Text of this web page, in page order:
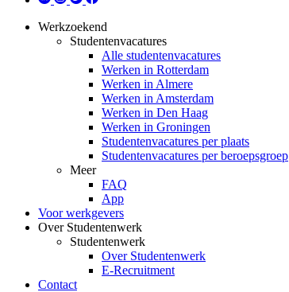
Werkzoekend
Studentenvacatures
Alle studentenvacatures
Werken in Rotterdam
Werken in Almere
Werken in Amsterdam
Werken in Den Haag
Werken in Groningen
Studentenvacatures per plaats
Studentenvacatures per beroepsgroep
Meer
FAQ
App
Voor werkgevers
Over Studentenwerk
Studentenwerk
Over Studentenwerk
E-Recruitment
Contact